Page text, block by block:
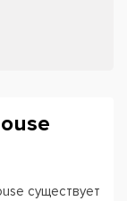
существует